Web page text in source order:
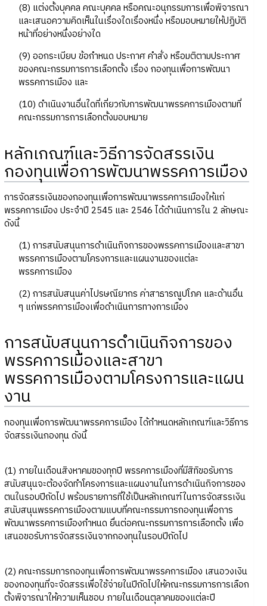
(8) แต่งตั้งบุคคล คณะบุคคล หรือคณะอนุกรรมการเพื่อพิจารณา
และเสนอความคิดเห็นในเรื่องใดเรื่องหนึ่ง หรือมอบหมายให้ปฏิบัติ
หน้าที่อย่างหนึ่งอย่างใด
(9) ออกระเบียบ ข้อกำหนด ประกาศ คำสั่ง หรือมติตามประกาศ
ของคณะกรรมการการเลือกตั้ง เรื่อง กองทุนเพื่อการพัฒนา
พรรคการเมือง และ
(10) ดำเนินงานอื่นใดที่เกี่ยวกับการพัฒนาพรรคการเมืองตามที่
คณะกรรมการการเลือกตั้งมอบหมาย
หลักเกณฑ์และวิธีการจัดสรรเงิน
กองทุนเพื่อการพัฒนาพรรคการเมือง
การจัดสรรเงินของกองทุนเพื่อการพัฒนาพรรคการเมืองให้แก่
พรรคการเมือง ประจำปี 2545 และ 2546 ได้ดำเนินการใน 2 ลักษณะ
ดังนี้
(1) การสนับสนุนการดำเนินกิจการของพรรคการเมืองและสาขา
พรรคการเมืองตามโครงการและแผนงานของแต่ละ
พรรคการเมือง
(2) การสนับสนุนค่าไปรษณียากร ค่าสาธารณูปโภค และด้านอื่น
ๆ แก่พรรคการเมืองเพื่อดำเนินการทางการเมือง
การสนับสนุนการดำเนินกิจการของ
พรรคการเมืองและสาขา
พรรคการเมืองตามโครงการและแผน
งาน
กองทุนเพื่อการพัฒนาพรรคการเมือง ได้กำหนดหลักเกณฑ์และวิธีการ
จัดสรรเงินกองทุน ดังนี้
(1) ภายในเดือนสิงหาคมของทุกปี พรรคการเมืองที่มีสิทิขอรับการ
สนับสนุนจะต้องจัดทำโครงการและแผนงานในการดำเนินกิจการของ
ตนในรอบปีถัดไป พร้อมรายการที่ใช้เป็นหลักเกณฑ์ในการจัดสรรเงิน
สนับสนุนพรรคการเมืองตามแบบที่คณะกรรมการกองทุนเพื่อการ
พัฒนาพรรคการเมืองกำหนด ยื่นต่อคณะกรรมการการเลือกตั้ง เพื่อ
เสนอขอรับการจัดสรรเงินจากกองทุนในรอบปีถัดไป
(2) คณะกรรมการกองทุนเพื่อการพัฒนาพรรคการเมือง เสนอวงเงิน
ของกองทุนที่จะจัดสรรเพื่อใช้จ่ายในปีถัดไปให้คณะกรรมการการเลือก
ตั้งพิจารณาให้ความเห็นชอบ ภายในเดือนตุลาคมของแต่ละปี